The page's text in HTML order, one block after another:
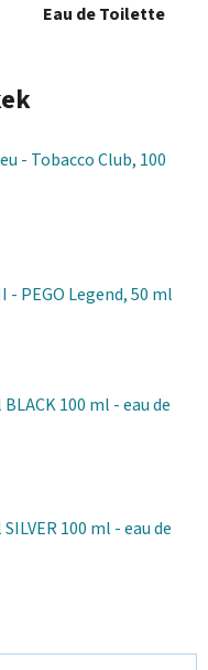
Eau de Toilette
- Tobacco Club, 100
- PEGO Legend, 50 ml
100 ml - eau de
100 ml - eau de